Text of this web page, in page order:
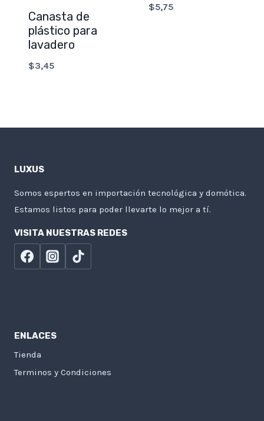
Canasta de
plástico para
lavadero
$3,45
$5,75
LUXUS
Somos espertos en importación tecnológica y domótica.
Estamos listos para poder llevarte lo mejor a tí.
VISITA NUESTRAS REDES
ENLACES
Tienda
Terminos y Condiciones